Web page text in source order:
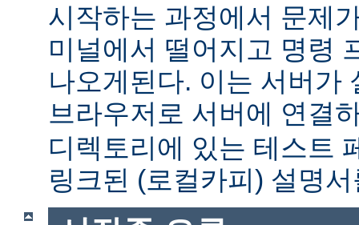
시작하는 과정에서 문제
미널에서 떨어지고 명령
나오게된다. 이는 서버가
브라우저로 서버에 연결
디렉토리에 있는 테스트
링크된 (로컬카피) 설명